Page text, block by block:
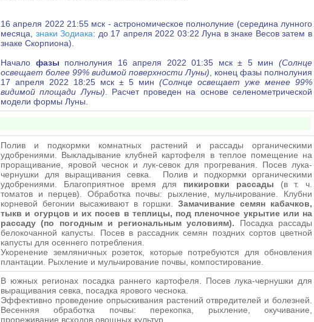
16 апреля 2022 21:55 мск - астрономическое полнолуние (середина лунного
месяца, знаки Зодиака: до 17 апреля 2022 03:22 Луна в знаке Весов затем в
знаке Скорпиона)
Начало фазы полнолуния 16 апреля 2022 01:35 мск ± 5 мин(Солнце
освещает более 99% видимой поверхности Луны) , конец фазы полнолуния
17 апреля 2022 18:25 мск ± 5 мин (Солнце освещает уже менее 99%
видимой площади Луны) . Расчет проведен на основе селенометрической
модели формы Луны.
Полив и подкормки комнатных растений и рассады органическими
удобрениями. Выкладывание клубней картофеля в теплое помещение на
проращивание, яровой чеснок и лук-севок для прогревания. Посев лука-
чернушки для выращивания севка. Полив и подкормки органическими
удобрениями. Благоприятное время для пикировки рассады (в т. ч.
томатов и перцев). Обработка почвы: рыхление, мульчирование. Клубни
корневой бегонии высаживают в горшки. Замачивание семян кабачков,
тыкв и огурцов и их посев в теплицы, под пленочное укрытие или на
рассаду (по погодным и региональным условиям). Посадка рассады
белокочанной капусты. Посев в рассадник семян поздних сортов цветной
капусты для осеннего потребления.
Укоренение земляничных розеток, которые потребуются для обновления
плантации. Рыхление и мульчирование почвы, компостирование.
В южных регионах посадка раннего картофеля. Посев лука-чернушки для
выращивания севка, посадка ярового чеснока.
Эффективно проведение опрыскивания растений отвредителей и болезней.
Весенняя обработка почвы: перекопка, рыхление, окучивание,
прореживание всходов овощных культур.